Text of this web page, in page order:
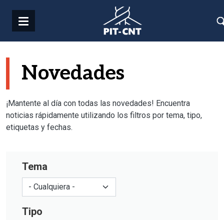
Novedades
¡Mantente al día con todas las novedades! Encuentra
noticias rápidamente utilizando los filtros por tema, tipo,
etiquetas y fechas.
Tema
Tipo